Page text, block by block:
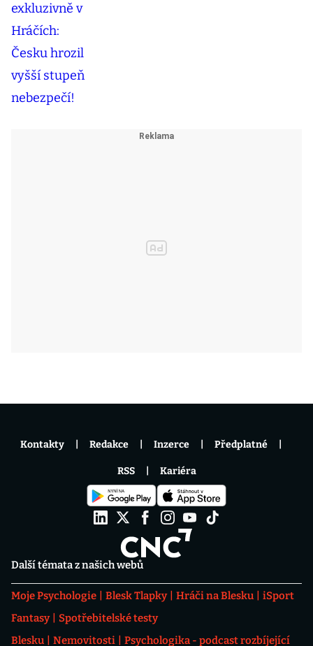
Další témata z našich webů
Moje Psychologie Blesk Tlapky Hráči na Blesku
iSport
Fantasy
Spotřebitelské testy
Blesku
Nemovitosti
Psychologika - podcast rozbíjející
Kontakty Redakce Inzerce Předplatné
RSS Kariéra